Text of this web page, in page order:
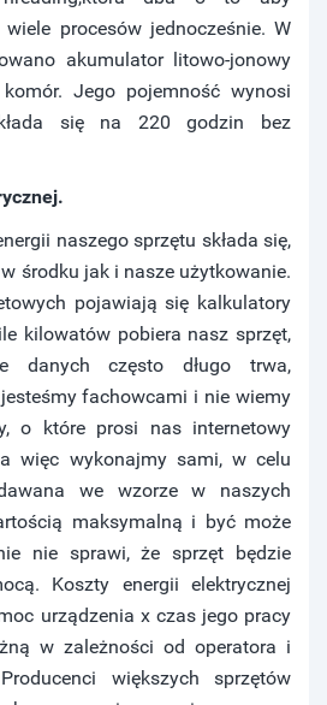
procesów jednocześnie. W
akumulator litowo-jonowy
Jego pojemność wynosi
się na 220 godzin bez
naszego sprzętu składa się,
środku jak i nasze użytkowanie.
pojawiają się kalkulatory
kilowatów pobiera nasz sprzęt,
danych często długo trwa,
fachowcami i nie wiemy
o które prosi nas internetowy
więc wykonajmy sami, w celu
we wzorze w naszych
maksymalną i być może
nie sprawi, że sprzęt będzie
Koszty energii elektrycznej
urządzenia x czas jego pracy
w zależności od operatora i
większych sprzętów